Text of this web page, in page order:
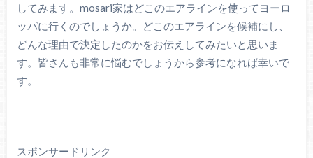
してみます。mosari家はどこのエアラインを使ってヨーロ
ッパに行くのでしょうか。どこのエアラインを候補にし、
どんな理由で決定したのかをお伝えしてみたいと思いま
す。皆さんも非常に悩むでしょうから参考になれば幸いで
す。
スポンサードリンク